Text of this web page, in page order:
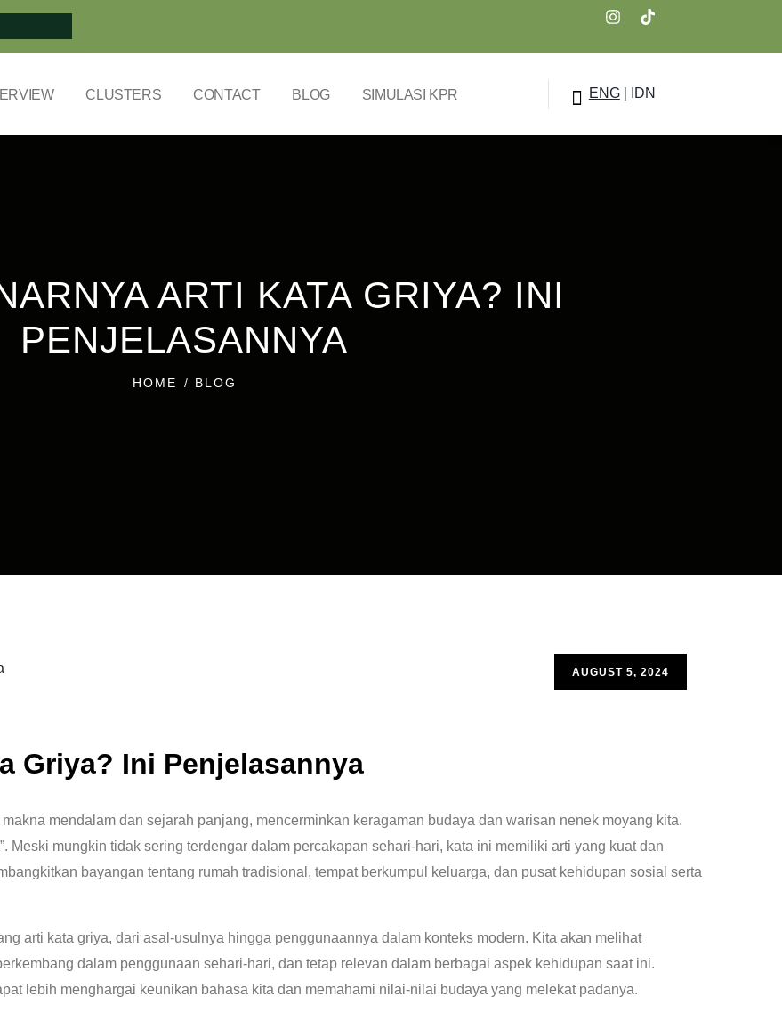
CLUSTERS CONTACT BLOG SIMULASI KPR ENG| IDN
ARTI KATA GRIYA? INI
PENJELASANNYA
HOME BLOG
AUGUST 5, 2024
Griya? Ini Penjelasannya
mendalam dan sejarah panjang, mencerminkan keragaman budaya dan warisan nenek moyang kita.
Meski mungkin tidak sering terdengar dalam percakapan sehari-hari, kata ini memiliki arti yang kuat dan
bayangan tentang rumah tradisional, tempat berkumpul keluarga, dan pusat kehidupan sosial serta
arti kata griya, dari asal-usulnya hingga penggunaannya dalam konteks modern. Kita akan melihat
dalam penggunaan sehari-hari, dan tetap relevan dalam berbagai aspek kehidupan saat ini.
lebih menghargai keunikan bahasa kita dan memahami nilai-nilai budaya yang melekat padanya.